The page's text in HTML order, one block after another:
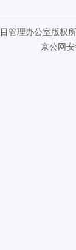
管理办公室版
京公网